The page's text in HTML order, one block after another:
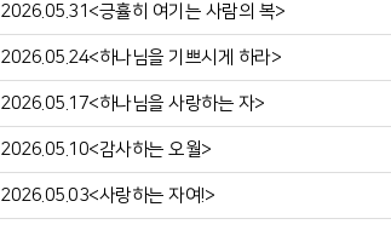
2026.05.31<긍휼히 여기는 사람의 복>
2026.05.24<하나님을 기쁘시게 하라>
2026.05.17<하나님을 사랑하는 자>
2026.05.10<감사하는 오월>
2026.05.03<사랑하는 자여!>